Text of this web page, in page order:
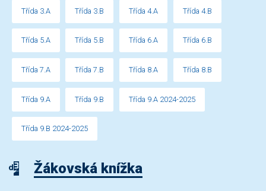
Třída 3.A Třída 3.B Třída 4.A Třída 4.B
Třída 5.A Třída 5.B Třída 6.A Třída 6.B
Třída 7.A Třída 7.B Třída 8.A Třída 8.B
Třída 9.A Třída 9.B Třída 9.A 2024-2025
Třída 9.B 2024-2025
Žákovská knížka